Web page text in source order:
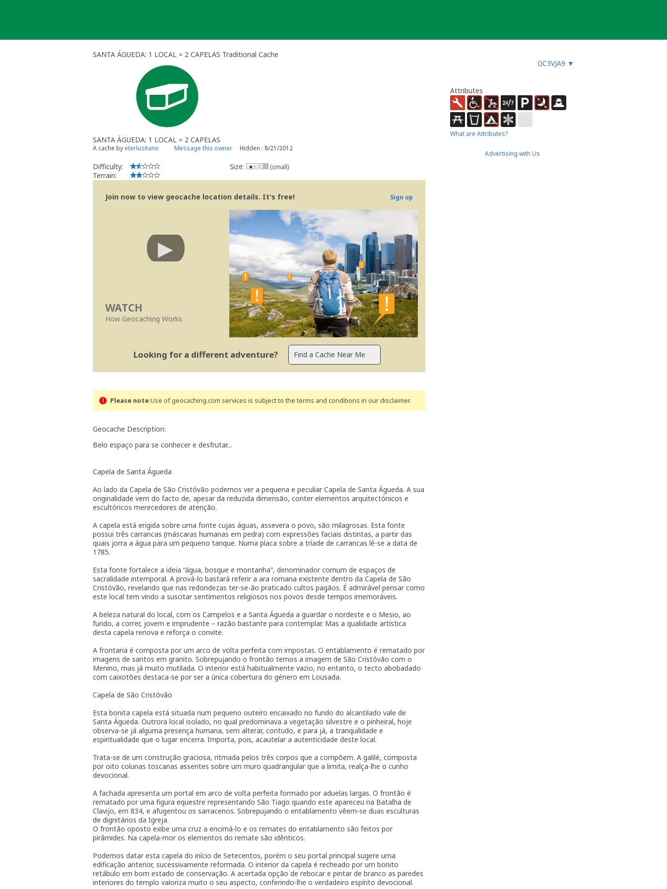
SANTA ÁGUEDA: 1 LOCAL = 2 CAPELAS Traditional Cache
GC3VJA9 ▼
SANTA ÁGUEDA: 1 LOCAL = 2 CAPELAS
A cache by eterlusitano Message this owner Hidden : 8/21/2012
Difficulty:
Terrain:
Size: (small)
Join now to view geocache location details. It's free! Sign up
WATCH
How Geocaching Works
Looking for a different adventure?
Please noteUse of geocaching.com services is subject to the terms and conditions in our disclaimer.
Geocache Description:
Belo espaço para se conhecer e desfrutar...
Capela de Santa Águeda
Ao lado da Capela de São Cristóvão podemos ver a pequena e peculiar Capela de Santa Águeda. A sua
originalidade vem do facto de, apesar da reduzida dimensão, conter elementos arquitectónicos e
escultóricos merecedores de atenção.
A capela está erigida sobre uma fonte cujas águas, assevera o povo, são milagrosas. Esta fonte
possui três carrancas (máscaras humanas em pedra) com expressões faciais distintas, a partir das
quais jorra a água para um pequeno tanque. Numa placa sobre a tríade de carrancas lê-se a data de
1785.
Esta fonte fortalece a ideia “água, bosque e montanha”, denominador comum de espaços de
sacralidade intemporal. A prová-lo bastará referir a ara romana existente dentro da Capela de São
Cristóvão, revelando que nas redondezas ter-se-ão praticado cultos pagãos. É admirável pensar como
este local tem vindo a suscitar sentimentos religiosos nos povos desde tempos imemoráveis.
A beleza natural do local, com os Campelos e a Santa Águeda a guardar o nordeste e o Mesio, ao
fundo, a correr, jovem e imprudente – razão bastante para contemplar. Mas a qualidade artística
desta capela renova e reforça o convite.
A frontaria é composta por um arco de volta perfeita com impostas. O entablamento é rematado por
imagens de santos em granito. Sobrepujando o frontão temos a imagem de São Cristóvão com o
Menino, mas já muito mutilada. O interior está habitualmente vazio, no entanto, o tecto abobadado
com caixotões destaca-se por ser a única cobertura do género em Lousada.
Capela de São Cristóvão
Esta bonita capela está situada num pequeno outeiro encaixado no fundo do alcantilado vale de
Santa Águeda. Outrora local isolado, no qual predominava a vegetação silvestre e o pinheiral, hoje
observa-se já alguma presença humana, sem alterar, contudo, e para já, a tranquilidade e
espiritualidade que o lugar encerra. Importa, pois, acautelar a autenticidade deste local.
Trata-se de um construção graciosa, ritmada pelos três corpos que a compõem. A galilé, composta
por oito colunas toscanas assentes sobre um muro quadrangular que a limita, realça-lhe o cunho
devocional.
A fachada apresenta um portal em arco de volta perfeita formado por aduelas largas. O frontão é
rematado por uma figura equestre representando São Tiago quando este apareceu na Batalha de
Clavijo, em 834, e afugentou os sarracenos. Sobrepujando o entablamento vêem-se duas esculturas
de dignitários da Igreja.
O frontão oposto exibe uma cruz a encimá-lo e os remates do entablamento são feitos por
pirâmides. Na capela-mor os elementos do remate são idênticos.
Podemos datar esta capela do início de Setecentos, porém o seu portal principal sugere uma
edificação anterior, sucessivamente reformada. O interior da capela é recheado por um bonito
retábulo em bom estado de conservação. A acertada opção de rebocar e pintar de branco as paredes
interiores do templo valoriza muito o seu aspecto, conferindo-lhe o verdadeiro espírito devocional.
Attributes
What are Attributes?
Advertising with Us